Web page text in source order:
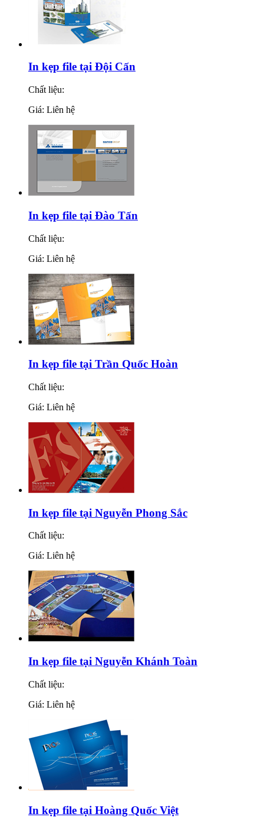
In kẹp file tại Đội Cấn
Chất liệu:
Giá: Liên hệ
In kẹp file tại Đào Tấn
Chất liệu:
Giá: Liên hệ
In kẹp file tại Trần Quốc Hoàn
Chất liệu:
Giá: Liên hệ
In kẹp file tại Nguyễn Phong Sắc
Chất liệu:
Giá: Liên hệ
In kẹp file tại Nguyễn Khánh Toàn
Chất liệu:
Giá: Liên hệ
In kẹp file tại Hoàng Quốc Việt